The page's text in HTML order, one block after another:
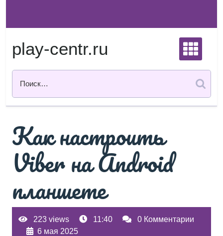
содержимому
play-centr.ru
Как настроить
Viber на Android
планшете
223 views 11:40
0 Комментарии
6 мая 2025